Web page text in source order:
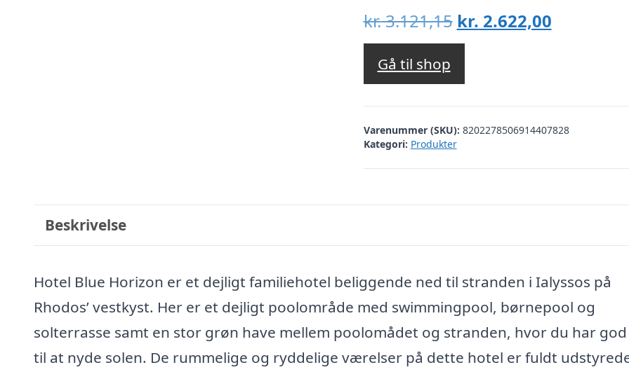
kr.3.121,15 Den
oprindelige
var:
kr. 3.121,15.
kr. 2.622,00Den
kr.
Gå til shop
Varenummer (SKU): 8202278506914407828
Kategori: Produkter
Beskrivelse
Hotel Blue Horizon er et dejligt familiehotel beliggende ned til stranden i Ialyssos på
Rhodos’ vestkyst. Her er et dejligt poolområde med swimmingpool, børnepool og
solterrasse samt en stor grøn have mellem poolomådet og stranden, hvor du har
til at nyde solen. De rummelige og ryddelige værelser på dette hotel er fuldt